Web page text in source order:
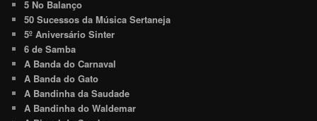
5 No Balanço
50 Sucessos da Música Sertaneja
5º Aniversário Sinter
6 de Samba
A Banda do Carnaval
A Banda do Gato
A Bandinha da Saudade
A Bandinha do Waldemar